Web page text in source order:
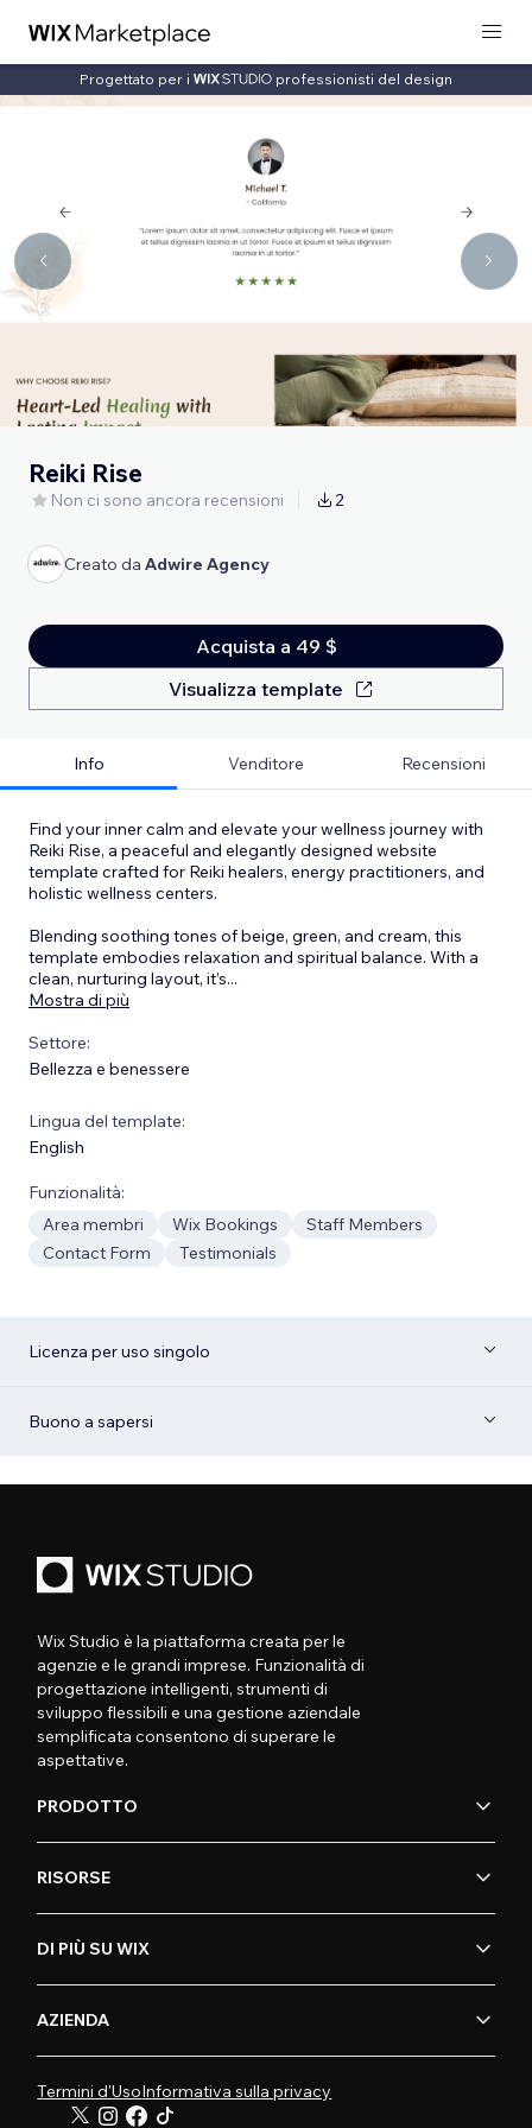
Progettato per i professionisti del design
Reiki Rise
Non ci sono ancora recensioni 2
Creato da Adwire Agency
Acquista a 49 $
Visualizza template
Info Venditore Recensioni
Find your inner calm and elevate your wellness journey with
Reiki Rise, a peaceful and elegantly designed website
template crafted for Reiki healers, energy practitioners, and
holistic wellness centers.
Blending soothing tones of beige, green, and cream, this
template embodies relaxation and spiritual balance. With a
clean, nurturing layout, it’s...
Mostra di più
Settore:
Bellezza e benessere
Lingua del template:
English
Funzionalità:
Area membri
Wix Bookings
Staff Members
Contact Form
Testimonials
Licenza per uso singolo
Buono a sapersi
Wix Studio è la piattaforma creata per le
agenzie e le grandi imprese. Funzionalità di
progettazione intelligenti, strumenti di
sviluppo flessibili e una gestione aziendale
semplificata consentono di superare le
aspettative.
PRODOTTO
RISORSE
DI PIÙ SU WIX
AZIENDA
Termini d'UsoInformativa sulla privacy